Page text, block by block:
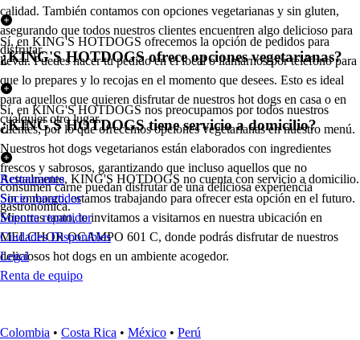
calidad. También contamos con opciones vegetarianas y sin gluten,
asegurando que todos nuestros clientes encuentren algo delicioso para
disfrutar.
Sí, en KING'S HOTDOGS ofrecemos la opción de pedidos para
llevar. Puedes hacer tu pedido en el local o llamarnos por teléfono para
que lo prepares y lo recojas en el momento que desees. Esto es ideal
para aquellos que quieren disfrutar de nuestros hot dogs en casa o en
cualquier otro lugar.
¿KING'S HOTDOGS ofrece opciones vegetarianas?
Sí, en KING'S HOTDOGS nos preocupamos por todos nuestros
clientes, por lo que ofrecemos opciones vegetarianas en nuestro menú.
Nuestros hot dogs vegetarianos están elaborados con ingredientes
frescos y sabrosos, garantizando que incluso aquellos que no
consumen carne puedan disfrutar de una deliciosa experiencia
gastronómica.
¿KING'S HOTDOGS tiene servicio a domicilio?
Actualmente, KING'S HOTDOGS no cuenta con servicio a domicilio.
Sin embargo, estamos trabajando para ofrecer esta opción en el futuro.
Mientras tanto, te invitamos a visitarnos en nuestra ubicación en
MELCHOR OCAMPO 601 C, donde podrás disfrutar de nuestros
deliciosos hot dogs en un ambiente acogedor.
Restaurantes
Socio repartidor
Soporte repartidor
Ciudades Disponibles
Legal
Renta de equipo
Colombia • Costa Rica • México • Perú